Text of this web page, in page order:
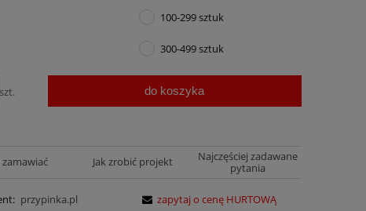
100-299 sztuk
300-499 sztuk
szt. do koszyka
zamawiać Jak zrobić projekt
Najczęściej zadawane
pytania
przypinka.pl
zapytaj o cenę HURTOWĄ